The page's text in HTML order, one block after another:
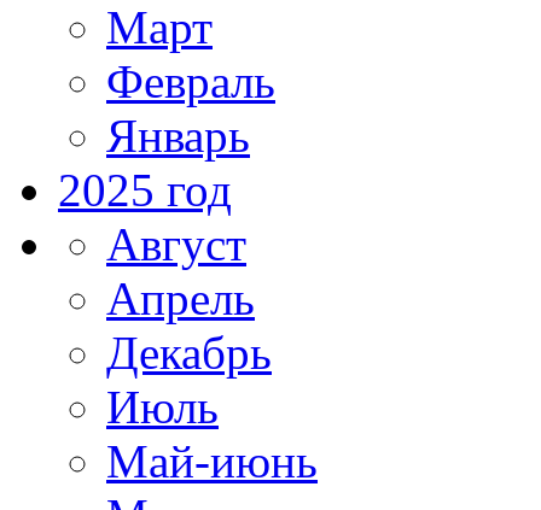
Март
Февраль
Январь
2025 год
Август
Апрель
Декабрь
Июль
Май-июнь